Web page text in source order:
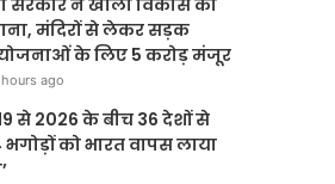
सरकार ने खोला विकास का
मंदिरों से लेकर सड़क
के लिए 5 करोड़ मंजूर
ago
से 2026 के बीच 36 देशों से
भगोड़ों को भारत वापस लाया